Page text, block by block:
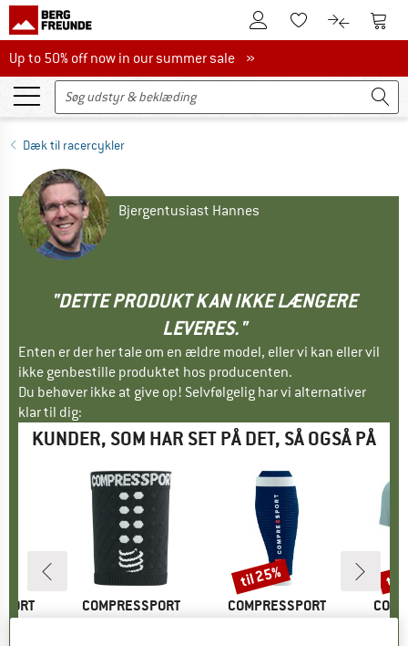
Til kundekontoenTil huskesedlen.
Til Til
Up to 50% off now in our summer sale
Up to 50% off now in our summer sale »
Dæk til racercykler
Bjergentusiast Hannes
"DETTE PRODUKT KAN IKKE LÆNGERE
LEVERES."
Enten er der her tale om en ældre model, eller vi kan eller vil
ikke genbestille produktet hos producenten.
Du behøver ikke at give op! Selvfølgelig har vi alternativer
klar til dig:
KUNDER, SOM HAR SET PÅ DET, SÅ OGSÅ PÅ
MÆRKE
COMPRESSPORT MÆRKE
COMPRESSPORT
Rabat
til 25% til